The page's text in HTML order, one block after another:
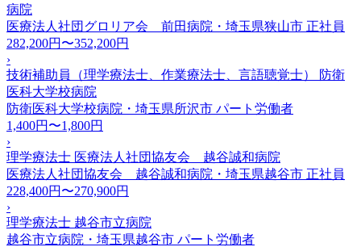
病院
医療法人社団グロリア会 前田病院・埼玉県狭山市 正社員
282,200円〜352,200円
›
技術補助員（理学療法士、作業療法士、言語聴覚士） 防衛
医科大学校病院
防衛医科大学校病院・埼玉県所沢市 パート労働者
1,400円〜1,800円
›
理学療法士 医療法人社団協友会 越谷誠和病院
医療法人社団協友会 越谷誠和病院・埼玉県越谷市 正社員
228,400円〜270,900円
›
理学療法士 越谷市立病院
越谷市立病院・埼玉県越谷市 パート労働者